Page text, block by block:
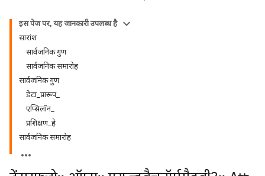
इस पेज पर, यह जानकारी उपलब्ध है
सारांश
सार्वजनिक गुण
सार्वजनिक समारोह
सार्वजनिक गुण
डेटा_प्रारूप_
एप्सिलॉन_
प्रशिक्षण_है
सार्वजनिक समारोह